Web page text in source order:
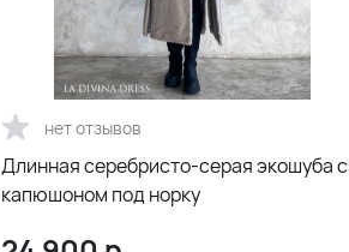
нет отзывов
Длинная серебристо-серая экошуба с
капюшоном под норку